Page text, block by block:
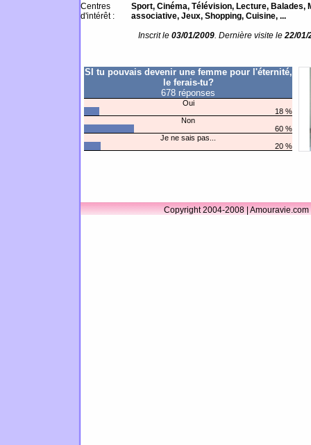
Centres
d'intérêt :
Sport, Cinéma, Télévision, Lecture, Balades,
associative, Jeux, Shopping, Cuisine, ...
Inscrit le 03/01/2009. Dernière visite le22/01/
SI tu pouvais devenir une femme pour l'éternité,
le ferais-tu?
678 réponses
Oui
18 %
Non
60 %
Je ne sais pas...
20 %
Copyright 2004-2008 |